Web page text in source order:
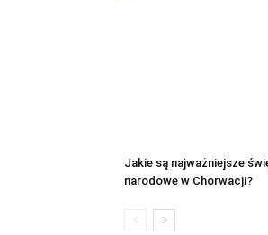
Jakie są najważniejsze
narodowe w Chorwacji?